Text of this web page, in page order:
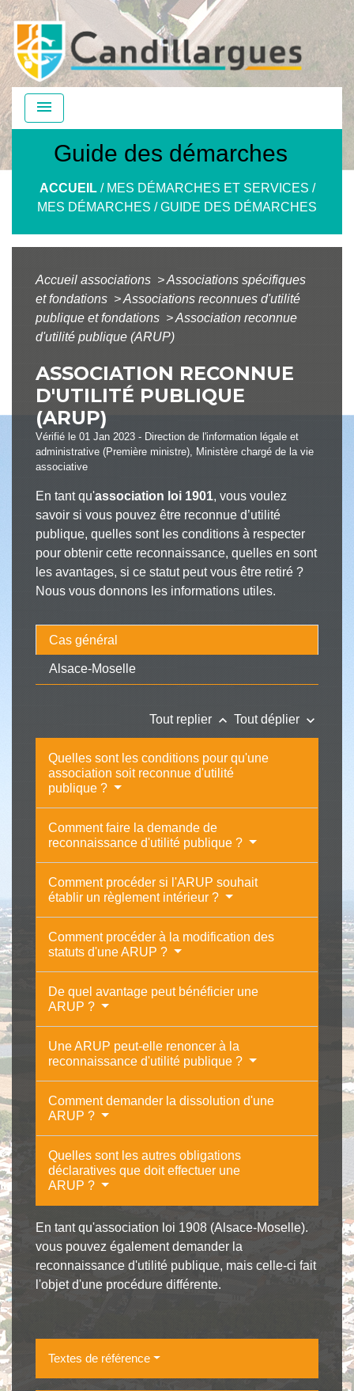
menu
Guide des démarches
ACCUEIL/ MES DÉMARCHES ET SERVICES /
MES DÉMARCHES /GUIDE DES DÉMARCHES
Accueil associations >Associations spécifiques
et fondations >Associations reconnues d'utilité
publique et fondations >Association reconnue
d'utilité publique (ARUP)
ASSOCIATION RECONNUE
D'UTILITÉ PUBLIQUE
(ARUP)
Vérifié le 01 Jan 2023 - Direction de l'information légale et
administrative (Première ministre), Ministère chargé de la vie
associative
En tant qu'association loi 1901, vous voulez
savoir si vous pouvez être reconnue d’utilité
publique, quelles sont les conditions à respecter
pour obtenir cette reconnaissance, quelles en sont
les avantages, si ce statut peut vous être retiré ?
Nous vous donnons les informations utiles.
Cas général
Alsace-Moselle
Tout replier keyboard_arrow_up Tout déplier keyboard_arrow_down
Quelles sont les conditions pour qu'une
association soit reconnue d'utilité
publique ?
Comment faire la demande de
reconnaissance d'utilité publique ?
Comment procéder si l'ARUP souhait
établir un règlement intérieur ?
Comment procéder à la modification des
statuts d'une ARUP ?
De quel avantage peut bénéficier une
ARUP ?
Une ARUP peut-elle renoncer à la
reconnaissance d'utilité publique ?
Comment demander la dissolution d'une
ARUP ?
Quelles sont les autres obligations
déclaratives que doit effectuer une
ARUP ?
En tant qu'association loi 1908 (Alsace-Moselle).
vous pouvez également demander la
reconnaissance d'utilité publique, mais celle-ci fait
l'objet d'une procédure différente.
Textes de référence